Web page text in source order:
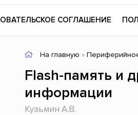
СОГЛАШЕНИЕ
На главную »
Flash-память и
информации
Кузьмин А.В.